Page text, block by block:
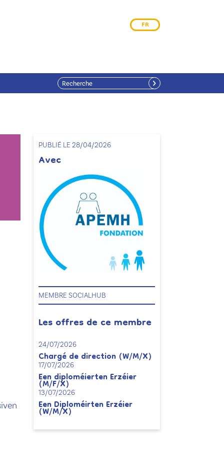
FR
PUBLIÉ LE 28/04/2026
Avec
MEMBRE SOCIALHUB
Les offres de ce membre
24/07/2026
Chargé de direction (W/M/X)
17/07/2026
Een diploméierten Erzéier
(M/F/X)
13/07/2026
Een Diploméirten Erzéier
(W/M/X)